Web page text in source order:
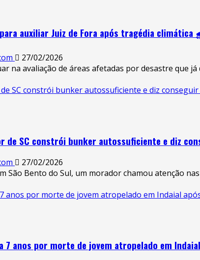
auxiliar Juiz de Fora após tragédia
27/02/2026
na avaliação de áreas afetadas por desastre que
SC constrói bunker autossuficiente e diz
de SC constrói bunker autossuficiente e diz
27/02/2026
São Bento do Sul, um morador chamou atenção
anos por morte de jovem atropelado em Indaial
7 anos por morte de jovem atropelado em